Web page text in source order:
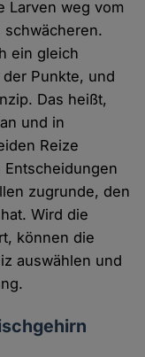
Larven weg vom
schwächeren.
ein gleich
Punkte, und
Das heißt,
und in
Reize
zugrunde, den
Wird die
können die
auswählen und